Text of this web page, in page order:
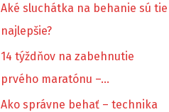
Aké sluchátka na behanie sú tie
najlepšie?
14 týždňov na zabehnutie
prvého maratónu –…
Ako správne behať – technika